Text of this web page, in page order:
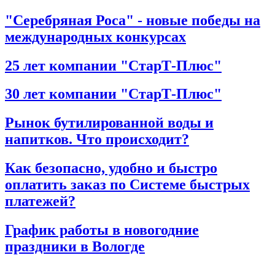
"Серебряная Роса" - новые победы на
международных конкурсах
25 лет компании "СтарТ-Плюс"
30 лет компании "СтарТ-Плюс"
Рынок бутилированной воды и
напитков. Что происходит?
Как безопасно, удобно и быстро
оплатить заказ по Системе быстрых
платежей?
График работы в новогодние
праздники в Вологде